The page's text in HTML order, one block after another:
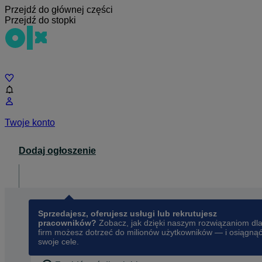
Przejdź do głównej części
Przejdź do stopki
Twoje konto
Dodaj ogłoszenie
Sprzedajesz, oferujesz usługi lub rekrutujesz
pracowników? Zobacz, jak dzięki naszym rozwiązaniom dla
firm możesz dotrzeć do milionów użytkowników — i osiągnąć
swoje cele.